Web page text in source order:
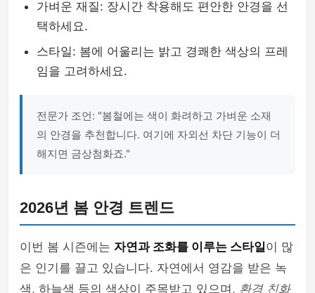
가벼운 재질: 장시간 착용해도 편안한 안경을 선
택하세요.
스타일: 봄에 어울리는 밝고 경쾌한 색상의 프레
임을 고려하세요.
전문가 조언: "봄철에는 색이 화려하고 가벼운 소재
의 안경을 추천합니다. 여기에 자외선 차단 기능이 더
해지면 금상첨화죠."
2026년 봄 안경 트렌드
이번 봄 시즌에는 자연과 조화를 이루는 스타일이 많
은 인기를 끌고 있습니다. 자연에서 영감을 받은 녹
색, 하늘색 등의 색상이 주목받고 있으며, 환경 친화